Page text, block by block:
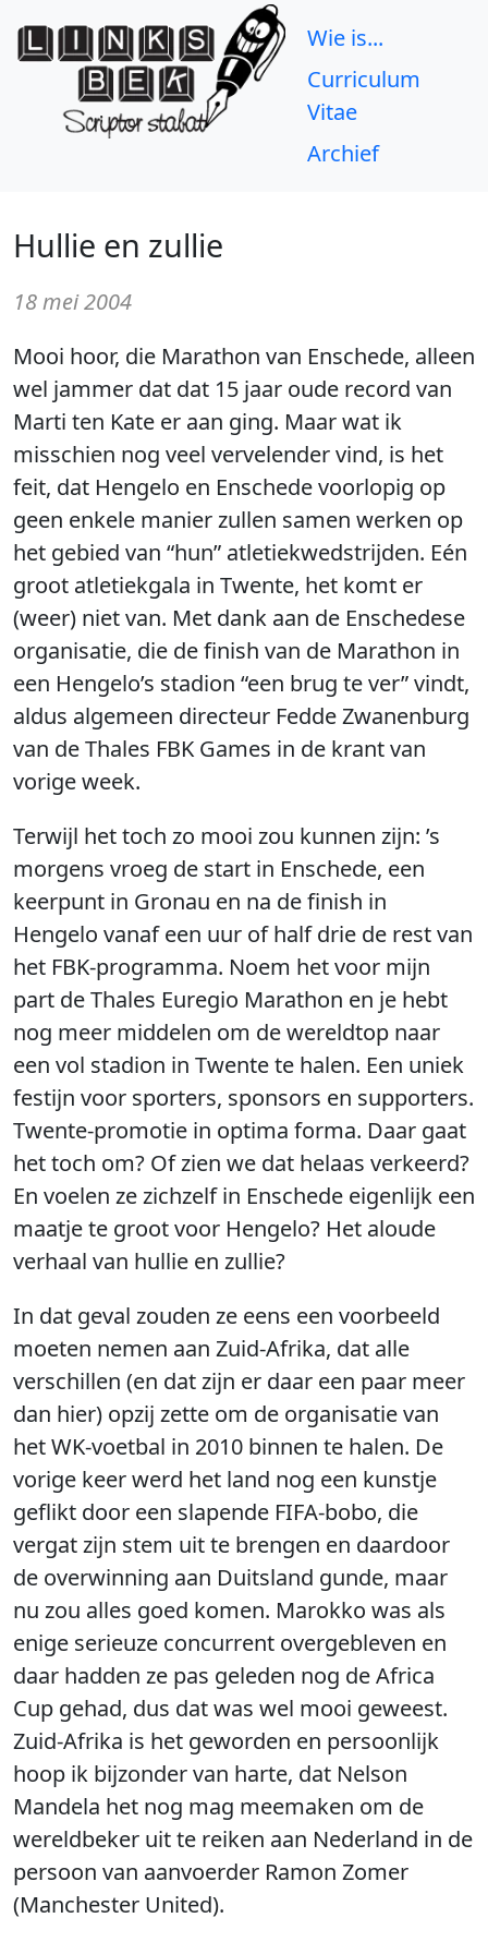
Wie is...
Curriculum
Vitae
Archief
Hullie en zullie
18 mei 2004
Mooi hoor, die Marathon van Enschede, alleen
wel jammer dat dat 15 jaar oude record van
Marti ten Kate er aan ging. Maar wat ik
misschien nog veel vervelender vind, is het
feit, dat Hengelo en Enschede voorlopig op
geen enkele manier zullen samen werken op
het gebied van “hun” atletiekwedstrijden. Eén
groot atletiekgala in Twente, het komt er
(weer) niet van. Met dank aan de Enschedese
organisatie, die de finish van de Marathon in
een Hengelo’s stadion “een brug te ver” vindt,
aldus algemeen directeur Fedde Zwanenburg
van de Thales FBK Games in de krant van
vorige week.
Terwijl het toch zo mooi zou kunnen zijn: ’s
morgens vroeg de start in Enschede, een
keerpunt in Gronau en na de finish in
Hengelo vanaf een uur of half drie de rest van
het FBK-programma. Noem het voor mijn
part de Thales Euregio Marathon en je hebt
nog meer middelen om de wereldtop naar
een vol stadion in Twente te halen. Een uniek
festijn voor sporters, sponsors en supporters.
Twente-promotie in optima forma. Daar gaat
het toch om? Of zien we dat helaas verkeerd?
En voelen ze zichzelf in Enschede eigenlijk een
maatje te groot voor Hengelo? Het aloude
verhaal van hullie en zullie?
In dat geval zouden ze eens een voorbeeld
moeten nemen aan Zuid-Afrika, dat alle
verschillen (en dat zijn er daar een paar meer
dan hier) opzij zette om de organisatie van
het WK-voetbal in 2010 binnen te halen. De
vorige keer werd het land nog een kunstje
geflikt door een slapende FIFA-bobo, die
vergat zijn stem uit te brengen en daardoor
de overwinning aan Duitsland gunde, maar
nu zou alles goed komen. Marokko was als
enige serieuze concurrent overgebleven en
daar hadden ze pas geleden nog de Africa
Cup gehad, dus dat was wel mooi geweest.
Zuid-Afrika is het geworden en persoonlijk
hoop ik bijzonder van harte, dat Nelson
Mandela het nog mag meemaken om de
wereldbeker uit te reiken aan Nederland in de
persoon van aanvoerder Ramon Zomer
(Manchester United).